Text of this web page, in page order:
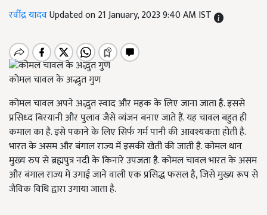
रवींद्र यादवUpdated on 21 January, 2023 9:40 AM IST
कोमल चावल के अद्भुत गुण
कोमल चावल अपने अद्भुत स्वाद और महक के लिए जाना जाता है. इससे
प्रसिध्द बिरयानी और पुलाव जैसे व्यंजन बनाए जाते हैं. यह चावल बहुत ही
कमाल का है. इसे पकाने के लिए सिर्फ गर्म पानी की आवश्यकता होती है.
भारत के असम और बंगाल राज्य में इसकी खेती की जाती है. कोमल धान
मुख्य रुप से ब्रह्मपुत्र नदी के किनारे उपजता है. कोमल चावल भारत के असम
और बंगाल राज्य में उगाई जाने वाली एक प्रसिद्ध फसल है, जिसे मुख्य रूप से
जैविक विधि द्वारा उगाया जाता है.